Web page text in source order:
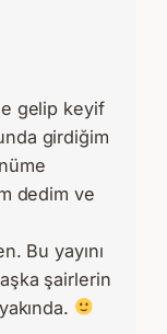
gelip keyif
girdiğim
dedim ve
Bu yayını
şairlerin